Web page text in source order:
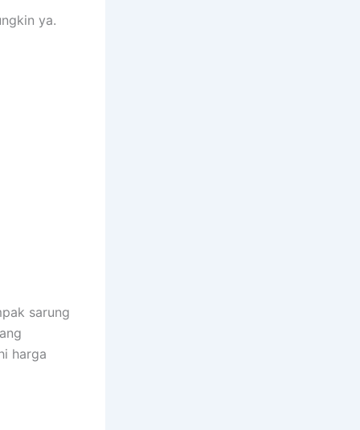
ya.
sarung
harga